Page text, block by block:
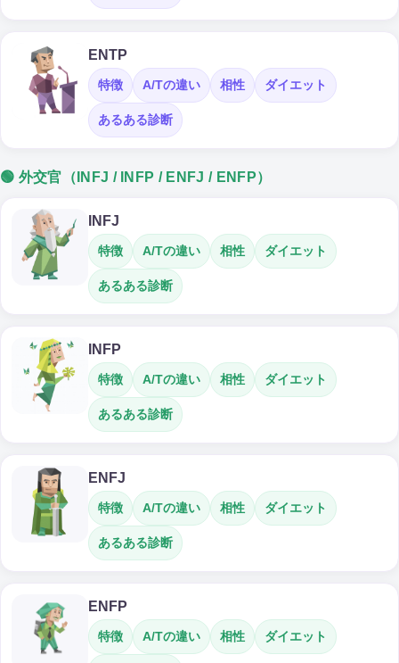
ENTP
特徴 A/Tの違い 相性 ダイエット
あるある診断
🟢 外交官（INFJ / INFP / ENFJ / ENFP）
INFJ
特徴 A/Tの違い 相性 ダイエット
あるある診断
INFP
特徴 A/Tの違い 相性 ダイエット
あるある診断
ENFJ
特徴 A/Tの違い 相性 ダイエット
あるある診断
ENFP
特徴 A/Tの違い 相性 ダイエット